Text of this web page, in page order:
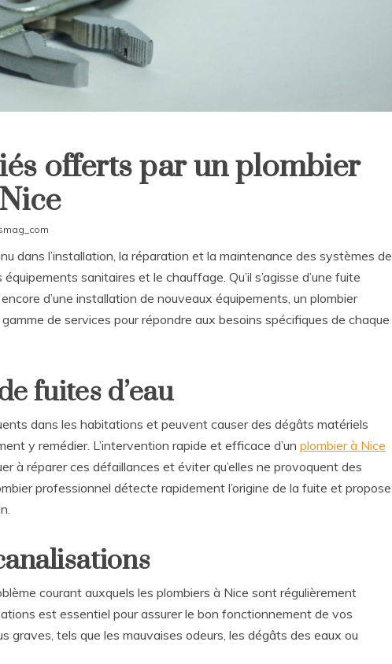
offerts par un plombier
dans l’installation, la réparation et la maintenance des systèmes de
sanitaires et le chauffage. Qu’il s’agisse d’une fuite
d’une installation de nouveaux équipements, un plombier
de services pour répondre aux besoins spécifiques de chaque
fuites d’eau
dans les habitations et peuvent causer des dégâts matériels
y remédier. L’intervention rapide et efficace d’un plombier à Nice
à réparer ces défaillances et éviter qu’elles ne provoquent des
professionnel détecte rapidement l’origine de la fuite et propose
courant auxquels les plombiers à Nice sont régulièrement
est essentiel pour assurer le bon fonctionnement de vos
graves, tels que les mauvaises odeurs, les dégâts des eaux ou